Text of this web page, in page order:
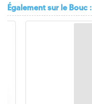
Également sur le Bouc :